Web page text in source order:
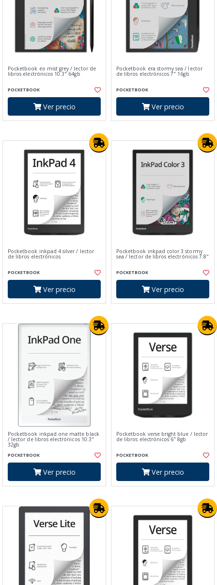
Pocketbook eo mist grey / lector de
libros electrónicos 10.3" 64gb
POCKETBOOK
Ver precio
Pocketbook era stormy sea / lector
de libros electrónicos 7" 16gb
POCKETBOOK
Ver precio
Pocketbook inkpad 4 silver / lector
de libros electrónicos
POCKETBOOK
Ver precio
Pocketbook inkpad color 3 stormy
sea / lector de libros electrónicos 7.8"
POCKETBOOK
Ver precio
Pocketbook inkpad one matte black
/ lector de libros electrónicos 10.3"
32gb
POCKETBOOK
Ver precio
Pocketbook verse bright blue / lector
de libros electrónicos 6" 8gb
POCKETBOOK
Ver precio